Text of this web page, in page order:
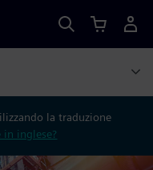
la traduzione
in inglese?